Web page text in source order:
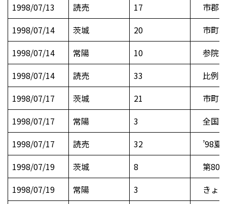
1998/07/13
読売 17
市郡
1998/07/14
茨城 20
市町
1998/07/14
常陽 10
参院
1998/07/14
読売 33
比例
1998/07/17
茨城 21
市町
1998/07/17
常陽 3
全国
1998/07/17
読売 32
’98夏
1998/07/19
茨城 8
第80
1998/07/19
常陽 3
きょ